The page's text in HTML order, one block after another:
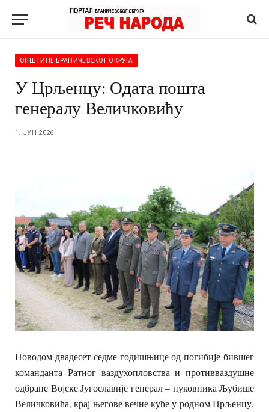
ОПШТИНЕ БРАНИЧЕВСКОГ ОКРУГА
У Црљенцу: Одата пошта
генералу Величковићу
1. ЈУН 2026.
Поводом двадесет седме годишњице од погибије бившег
команданта Ратног ваздухопловства и противваздушне
одбране Војске Југославије генерал – пуковника Љубише
Величковића, крај његове вечне куће у родном Црљенцу,